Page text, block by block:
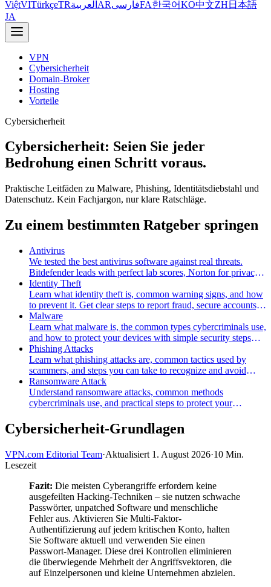
ViệtVITürkçeTRالعربية ARفارسیFA한국어KO中文ZH 日本語
JA
VPN
Cybersicherheit
Domain-Broker
Hosting
Vorteile
Cybersicherheit
Cybersicherheit: Seien Sie jeder
Bedrohung einen Schritt voraus.
Praktische Leitfäden zu Malware, Phishing, Identitätsdiebstahl und
Datenschutz. Kein Fachjargon, nur klare Ratschläge.
Zu einem bestimmten Ratgeber springen
Antivirus
We tested the best antivirus software against real threats.
Bitdefender leads with perfect lab scores, Norton for privacy,
ESET for speed. Find your match.
Identity Theft
Learn what identity theft is, common warning signs, and how
to prevent it. Get clear steps to report fraud, secure accounts,
and recover quickly.
Malware
Learn what malware is, the common types cybercriminals use,
and how to protect your devices with simple security steps
and tools.
Phishing Attacks
Learn what phishing attacks are, common tactics used by
scammers, and steps you can take to recognize and avoid
these deceptive online threats.
Ransomware Attack
Understand ransomware attacks, common methods
cybercriminals use, and practical steps to protect your
Cybersicherheit-Grundlagen
VPN.com Editorial Team·Aktualisiert 1. August 2026·10 Min.
Lesezeit
Fazit: Die meisten Cyberangriffe erfordern keine
ausgefeilten Hacking-Techniken – sie nutzen schwache
Passwörter, unpatched Software und menschliche
Fehler aus. Aktivieren Sie Multi-Faktor-
Authentifizierung auf jedem kritischen Konto, halten
Sie Software aktuell und verwenden Sie einen
Passwort-Manager. Diese drei Kontrollen eliminieren
die überwiegende Mehrheit der Angriffsvektoren, die
auf Einzelpersonen und kleine Unternehmen abzielen.